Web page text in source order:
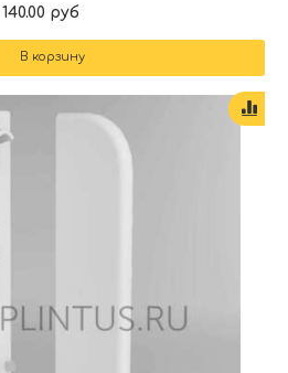
140.00 руб
В корзину